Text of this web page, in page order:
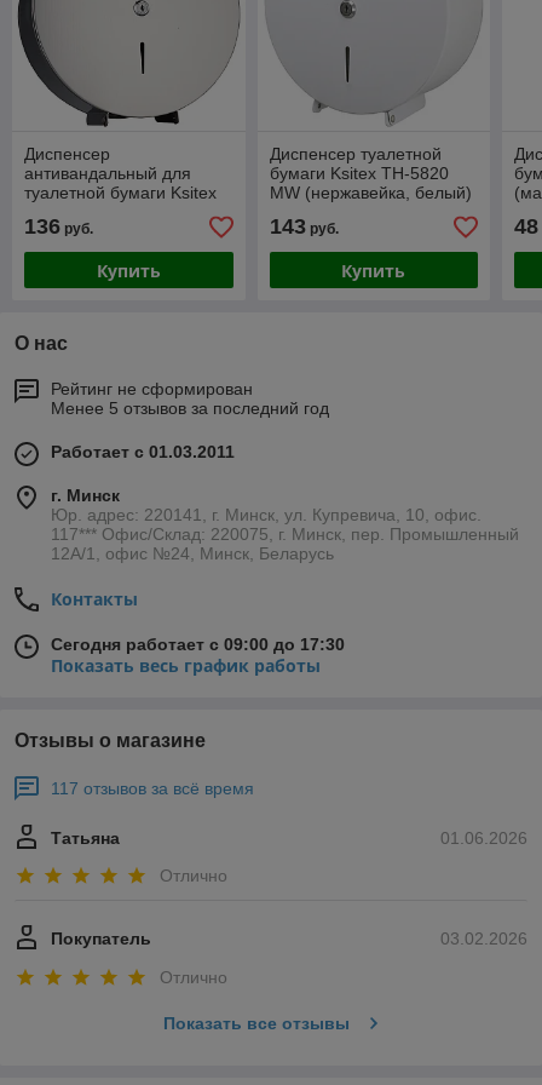
Диспенсер
антивандальный для
туалетной бумаги Ksitex
(нержавейка, глянец)
136 руб.
Купить
Диспенсер туалетной
бумаги Ksitex TH-5820
MW (нержавейка, белый)
143руб.
Купить
48
О нас
Рейтинг не сформирован
Менее 5 отзывов за последний год
Работает с 01.03.2011
г. Минск
Юр. адрес: 220141, г. Минск, ул. Купревича, 10, офис.
117*** Офис/Склад: 220075, г. Минск, пер. Промышленный
12А/1, офис №24, Минск, Беларусь
Контакты
Сегодня работает с 09:00 до 17:30
Показать весь график работы
Отзывы о магазине
117 отзывов за всё время
01.06.2026
Татьяна
Отлично
03.02.2026
Покупатель
Отлично
Показать все отзывы